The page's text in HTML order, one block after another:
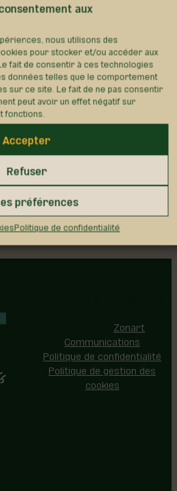
aux
nous utilisons des
pour stocker et/ou accéder aux
fait de consentir à ces technologies
données telles que le comportement
sur ce site. Le fait de ne pas consentir
peut avoir un effet négatif sur
fonctions.
Accepter
Refuser
préférences
Politique de confidentialité
en dommages
Zonart
Communications
Politique de confidentialité
Politique de gestion des
cookies